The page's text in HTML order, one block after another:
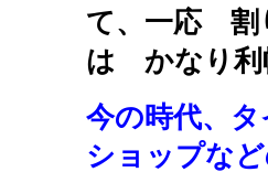
て、一応 割
は かなり利
今の時代、
ショップな